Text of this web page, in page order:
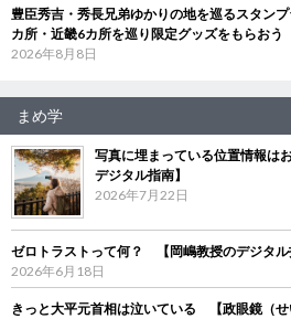
豊臣秀吉・秀長兄弟ゆかりの地を巡るスタン
カ所・近畿6カ所を巡り限定グッズをもらおう
2026年8月8日
まめ学
写真に埋まっている位置情報
デジタル指南】
2026年7月22日
ゼロトラストって何？ 【岡嶋教授のデジタル
2026年6月18日
きっと大平元首相は泣いている 【政眼鏡（